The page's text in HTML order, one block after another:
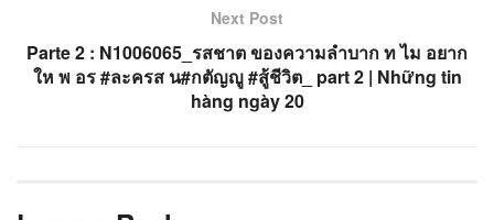
Next Post
Parte 2 : N1006065_รสชาต ของความลำบาก ท ไม อยาก
ให พ อร #ละครส น#กตัญญู #สู้ชีวิต_ part 2 | Những tin
hàng ngày 20